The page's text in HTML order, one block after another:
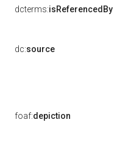
dcterms:isReferencedBy
dc:source
foaf:depiction